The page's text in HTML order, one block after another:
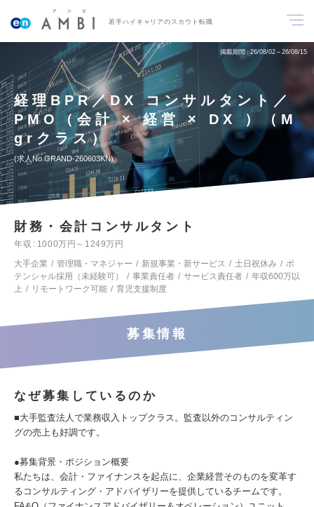
若手ハイキャリアのスカウト転職
掲載期間 26/08/02～26/08/15
経理BPR／DX コンサルタント／
PMO（会計 × 経営 × DX ）（M
grクラス）
求人No.GRAND-260603KN
財務・会計コンサルタント
年収
1000万円～1249万円
大手企業
管理職・マネジャー 新規事業・新サービス 土日祝休み
ポ
テンシャル採用（未経験可）
事業責任者 サービス責任者
年収600万以
上
リモートワーク可能 育児支援制度
募集情報
なぜ募集しているのか
■大手監査法人で業務収入トップクラス。監査以外のコンサルティン
グの売上も好調です。
●募集背景・ポジション概要
私たちは、会計・ファイナンスを起点に、企業経営そのものを変革す
るコンサルティング・アドバイザリーを提供しているチームです。